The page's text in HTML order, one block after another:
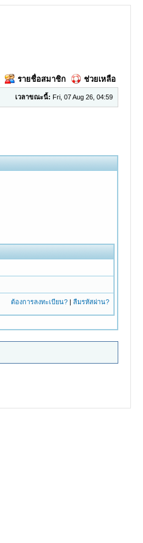
รายชื่อสมาชิก ช่วยเหลือ
เวลาขณะนี้: Fri, 07 Aug 26, 04:59
ต้องการลงทะเบียน?| ลืมรหัสผ่าน?